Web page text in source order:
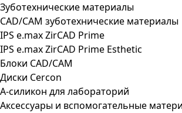
Зуботехнические материалы
CAD/CAM зуботехнические материалы
IPS e.max ZirCAD Prime
IPS e.max ZirCAD Prime Esthetic
Блоки CAD/CAM
Диски Cercon
А-силикон для лабораторий
Аксессуары и вспомогательные